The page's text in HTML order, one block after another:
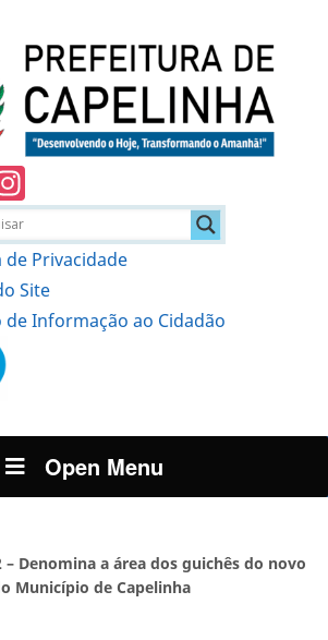
de Privacidade
Site
de Informação ao Cidadão
Open Menu
– Denomina a área dos guichês do novo
Município de Capelinha